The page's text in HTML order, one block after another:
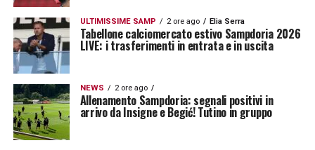
ULTIMISSIME SAMP 2 ore ago Elia Serra
Tabellone calciomercato estivo Sampdoria 2026
LIVE: i trasferimenti in entrata e in uscita
NEWS 2 ore ago
Allenamento Sampdoria: segnali positivi in
arrivo da Insigne e Begić! Tutino in gruppo